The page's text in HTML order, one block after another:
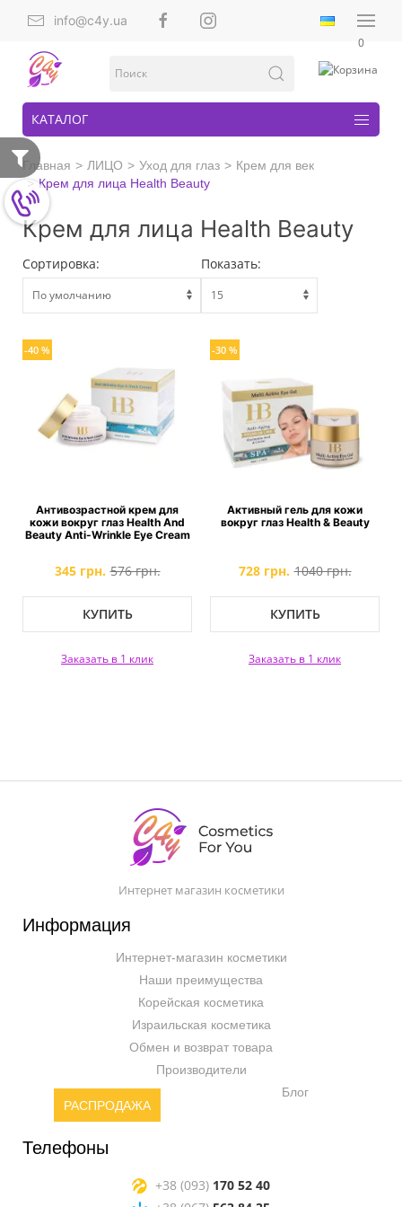
info@c4y.ua
0
КАТАЛОГ
Главная ЛИЦО Уход для глаз
Крем для век
Крем для лица Health Beauty
Крем для лица Health Beauty
Сортировка: Показать:
-40 %
Антивозрастной крем для
кожи вокруг глаз Health And
Beauty Anti-Wrinkle Eye Cream
345 грн. 576 грн.
КУПИТЬ
Заказать в 1 клик
-30 %
Активный гель для кожи
вокруг глаз Health & Beauty
728 грн. 1040 грн.
КУПИТЬ
Заказать в 1 клик
Интернет магазин косметики
Информация
Интернет-магазин косметики
Наши преимущества
Корейская косметика
Израильская косметика
Обмен и возврат товара
Производители
РАСПРОДАЖА
Блог
Телефоны
+38 (093) 170 52 40